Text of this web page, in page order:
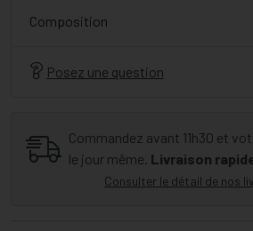
Composition
Posez une question
Commandez avant 11h30 et
le jour même. Livraison
Consulter le détail de nos